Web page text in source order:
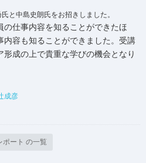
と中島史朗氏をお招きしました。
仕事内容を知ることができたほ
容も知ることができました。受講
成の上で貴重な学びの機会となり
成彦
ポート の一覧